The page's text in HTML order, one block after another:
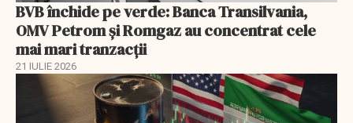
BVB închide pe verde: Banca Transilvania,
OMV Petrom și Romgaz au concentrat cele
mai mari tranzacții
21 IULIE 2026